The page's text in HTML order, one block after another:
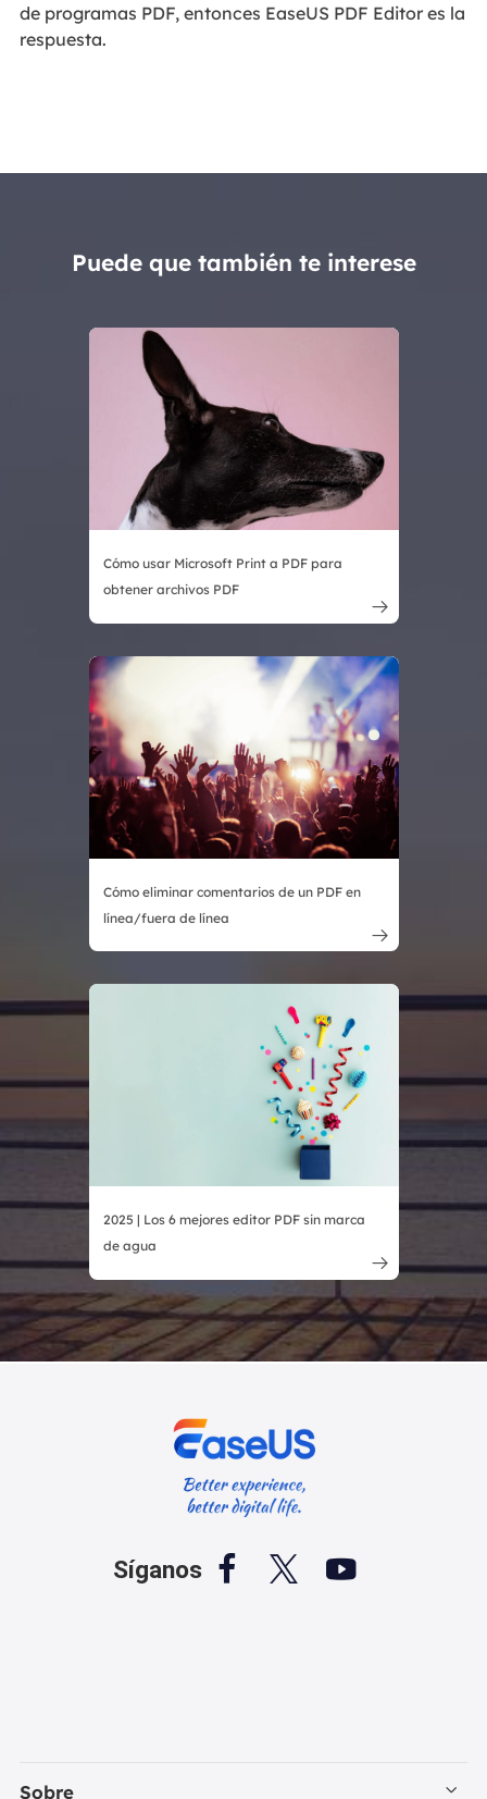
de programas PDF, entonces EaseUS PDF Editor es la
respuesta.
Puede que también te interese
Cómo usar Microsoft Print a PDF para
obtener archivos PDF

Cómo eliminar comentarios de un PDF en
línea/fuera de línea

2025 | Los 6 mejores editor PDF sin marca
de agua

Síganos   
Sobre